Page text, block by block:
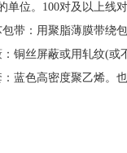
单位。100对及以上线
包带：用聚脂薄膜带绕
：铜丝屏蔽或用轧纹(或
：蓝色高密度聚乙烯。